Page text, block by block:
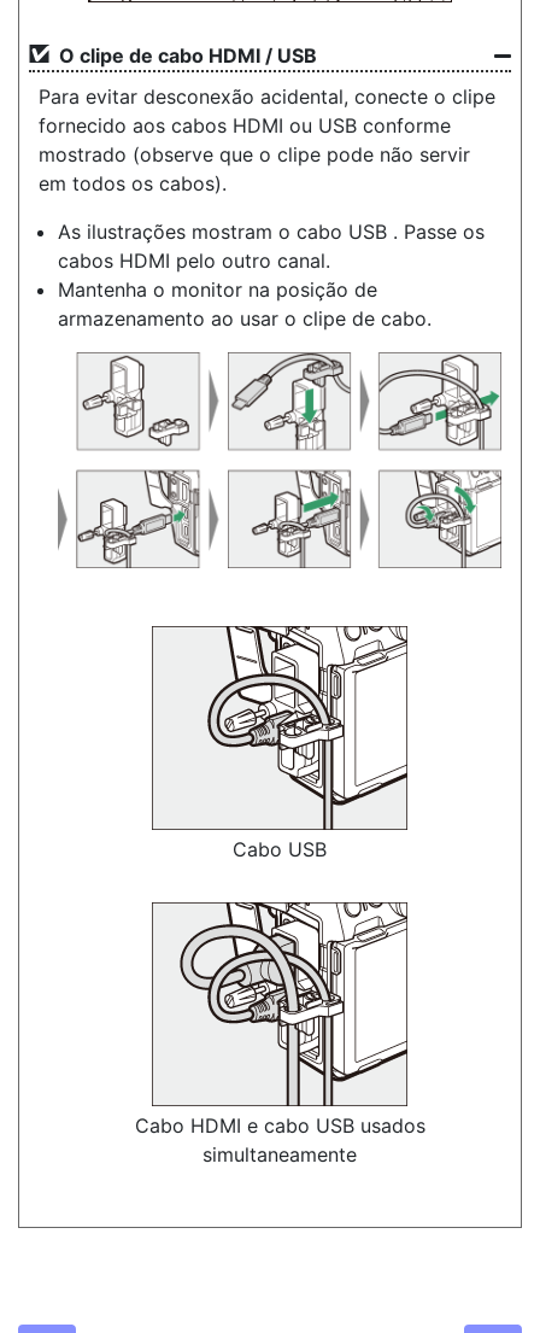
O clipe de cabo HDMI / USB
Para evitar desconexão acidental, conecte o clipe
fornecido aos cabos HDMI ou USB conforme
mostrado (observe que o clipe pode não servir
em todos os cabos).
As ilustrações mostram o cabo USB . Passe os
cabos HDMI pelo outro canal.
Mantenha o monitor na posição de
armazenamento ao usar o clipe de cabo.
Cabo USB
Cabo HDMI e cabo USB usados
simultaneamente